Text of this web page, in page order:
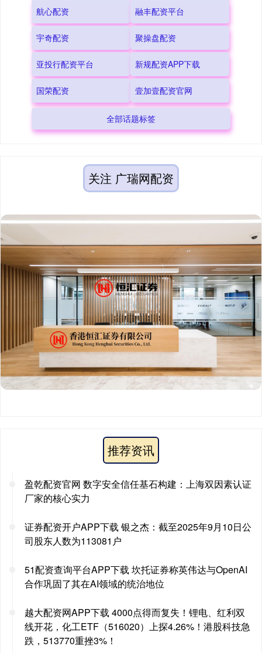
航心配资 融丰配资平台
宇奇配资 聚操盘配资
亚投行配资平台 新规配资APP下载
国荣配资 壹加壹配资官网
全部话题标签
关注 广瑞网配资
推荐资讯
盈乾配资官网 数字安全信任基石构建：上海双因素认证
厂家的核心实力
证券配资开户APP下载 银之杰：截至2025年9月10日公
司股东人数为113081户
51配资查询平台APP下载 坎托证券称英伟达与OpenAI
合作巩固了其在AI领域的统治地位
越大配资网APP下载 4000点得而复失！锂电、红利双
线开花，化工ETF（516020）上探4.26%！港股科技急
跌，513770重挫3%！